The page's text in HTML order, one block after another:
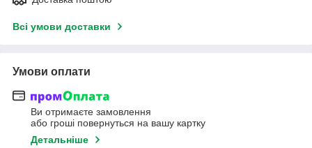
Всі умови доставки
Умови оплати
Ви отримаєте замовлення
або гроші повернуться на вашу картку
Детальніше